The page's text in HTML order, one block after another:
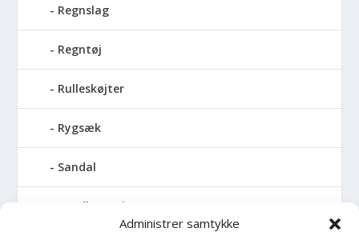
Administrer samtykke
Regnslag
Regntøj
Rulleskøjter
Rygsæk
Sandal
Sandlegetøj